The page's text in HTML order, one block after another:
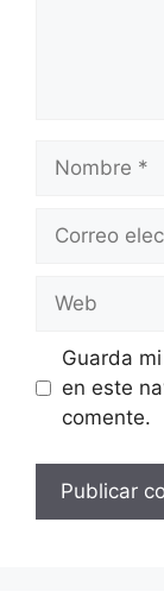
Nombre
Correo
Web
Guarda
en este
comente.